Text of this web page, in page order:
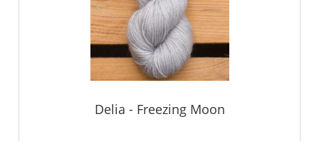
Delia - Freezing Moon